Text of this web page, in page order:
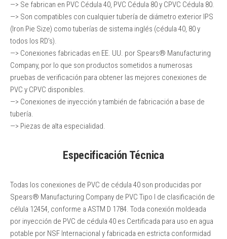
—> Se fabrican en PVC Cédula 40, PVC Cédula 80 y CPVC Cédula 80.
—> Son compatibles con cualquier tubería de diámetro exterior IPS
(Iron Pie Size) como tuberías de sistema inglés (cédula 40, 80 y
todos los RD’s).
—> Conexiones fabricadas en EE. UU. por Spears® Manufacturing
Company, por lo que son productos sometidos a numerosas
pruebas de verificación para obtener las mejores conexiones de
PVC y CPVC disponibles.
—> Conexiones de inyección y también de fabricación a base de
tubería.
—> Piezas de alta especialidad.
Especificación Técnica
Todas los conexiones de PVC de cédula 40 son producidas por
Spears® Manufacturing Company de PVC Tipo I de clasificación de
célula 12454, conforme a ASTM D 1784. Toda conexión moldeada
por inyección de PVC de cédula 40 es Certificada para uso en agua
potable por NSF Internacional y fabricada en estricta conformidad